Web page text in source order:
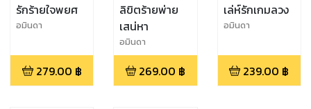
รักร้ายใจพยศ
อมินดา
279.00 ฿
ลิขิตร้ายพ่าย
เสน่หา
อมินดา
269.00 ฿
เล่ห์รักเกมลวง
อมินดา
239.00 ฿